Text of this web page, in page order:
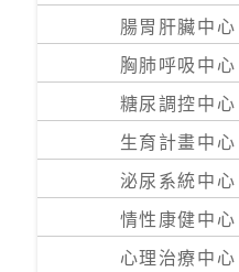
腸胃肝臟中心
胸肺呼吸中心
糖尿調控中心
生育計畫中心
泌尿系統中心
情性康健中心
心理治療中心